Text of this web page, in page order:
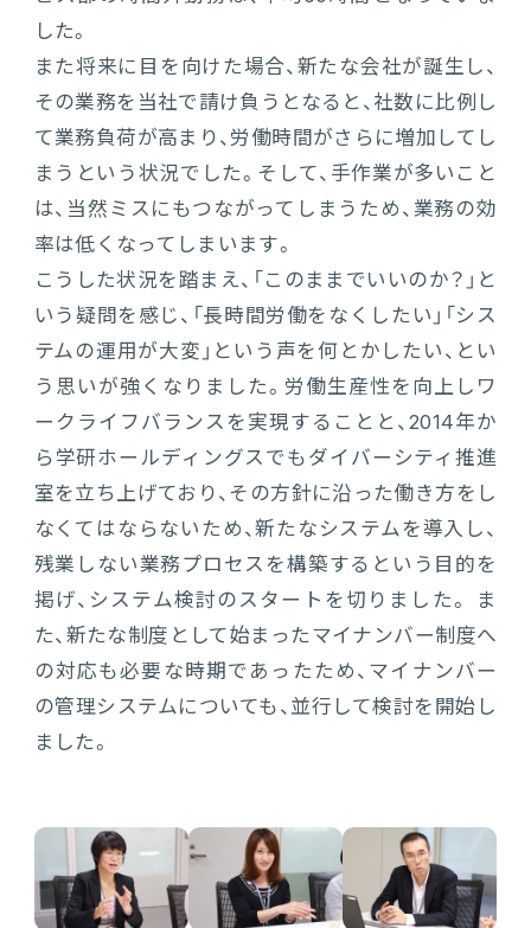
した。
また将来に目を向けた場合、新たな会社が誕生し、
その業務を当社で請け負うとなると、社数に比例し
て業務負荷が高まり、労働時間がさらに増加してし
まうという状況でした。そして、手作業が多いこと
は、当然ミスにもつながってしまうため、業務の効
率は低くなってしまいます。
こうした状況を踏まえ、「このままでいいのか？」と
いう疑問を感じ、「長時間労働をなくしたい」「シス
テムの運用が大変」という声を何とかしたい、とい
う思いが強くなりました。労働生産性を向上しワ
ークライフバランスを実現することと、2014年か
ら学研ホールディングスでもダイバーシティ推進
室を立ち上げており、その方針に沿った働き方をし
なくてはならないため、新たなシステムを導入し、
残業しない業務プロセスを構築するという目的を
掲げ、システム検討のスタートを切りました。 ま
た、新たな制度として始まったマイナンバー制度へ
の対応も必要な時期であったため、マイナンバー
の管理システムについても、並行して検討を開始し
ました。